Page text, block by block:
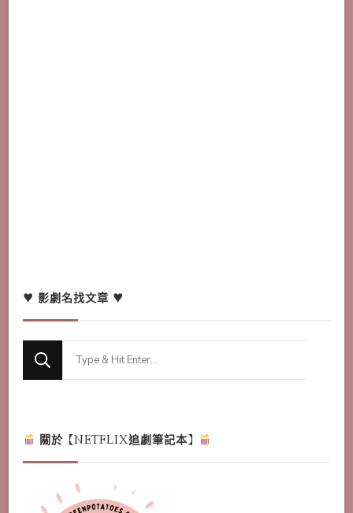
♥ 影劇名找文章 ♥
Looking
關於【NETFLIX追劇筆記本】